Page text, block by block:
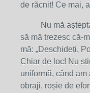
de răcnit! Ce mai,
Nu mă
să mă trezesc că-
mă: „Deschideți,
Chiar de loc! Nu
uniformă, când
obraji, roșie de